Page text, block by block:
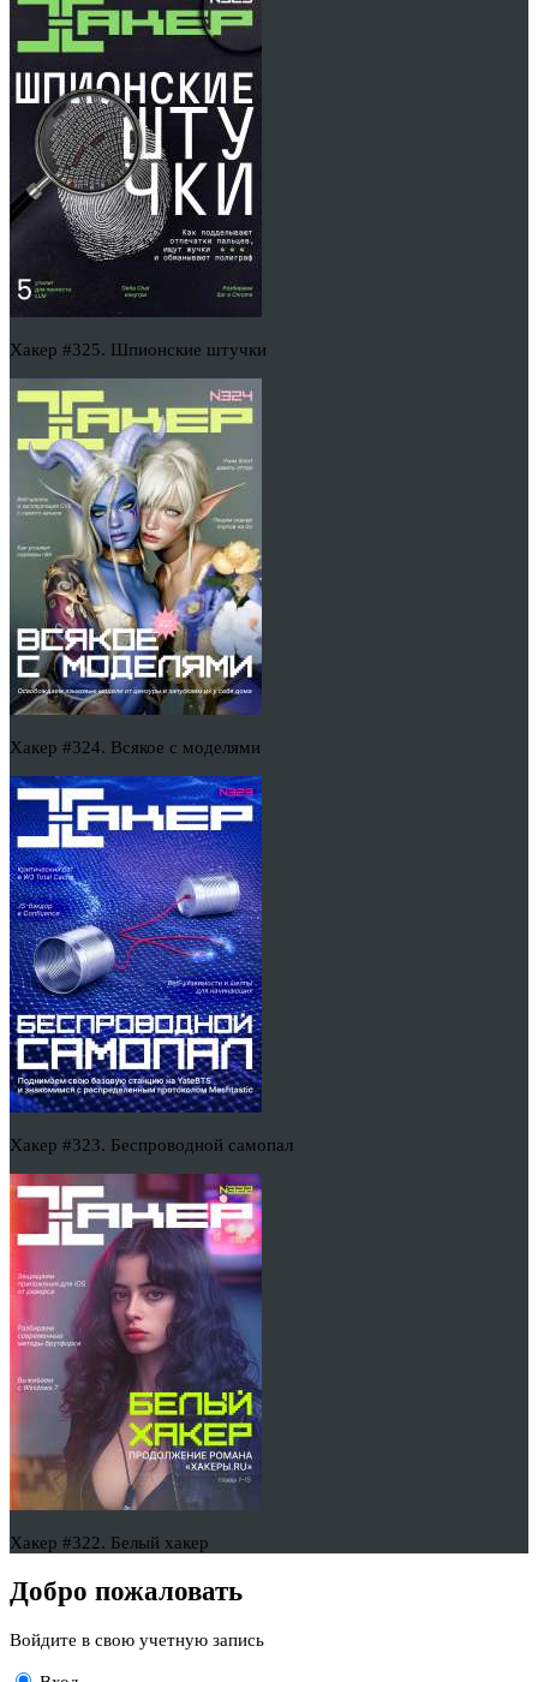
Хакер #325. Шпионские штучки
Хакер #324. Всякое с моделями
Хакер #323. Беспроводной самопал
Хакер #322. Белый хакер
Добро пожаловать
Войдите в свою учетную запись